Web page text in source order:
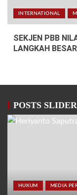
INTERNATIONAL
SEKJEN PBB
LANGKAH
POSTS SLIDER
HUKUM MEDIA